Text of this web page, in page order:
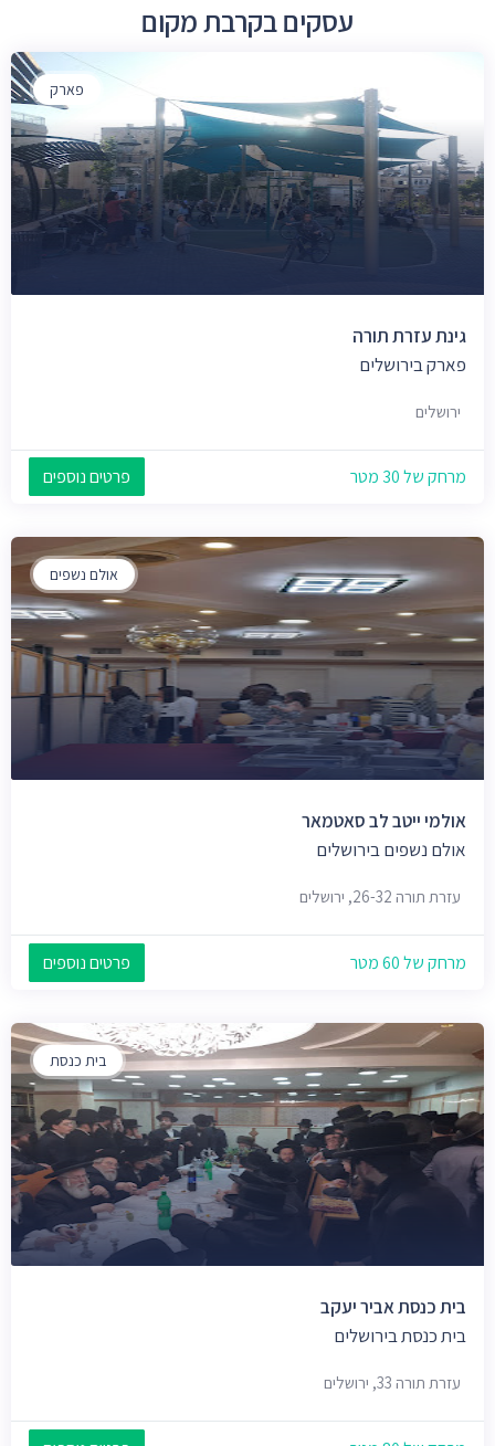
עסקים בקרבת מקום
פארק
גינת עזרת תורה
פארק בירושלים
ירושלים
מרחק של 30 מטר פרטים נוספים
אולם נשפים
אולמי ייטב לב סאטמאר
אולם נשפים בירושלים
עזרת תורה 26-32, ירושלים
מרחק של 60 מטר פרטים נוספים
בית כנסת
בית כנסת אביר יעקב
בית כנסת בירושלים
עזרת תורה 33, ירושלים